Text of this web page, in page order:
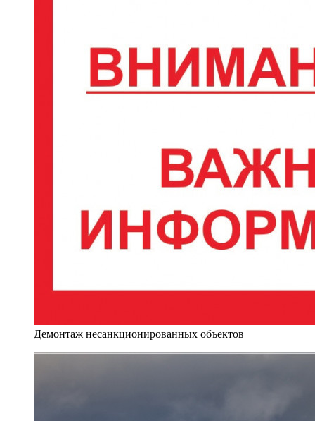
Демонтаж несанкционированных объектов